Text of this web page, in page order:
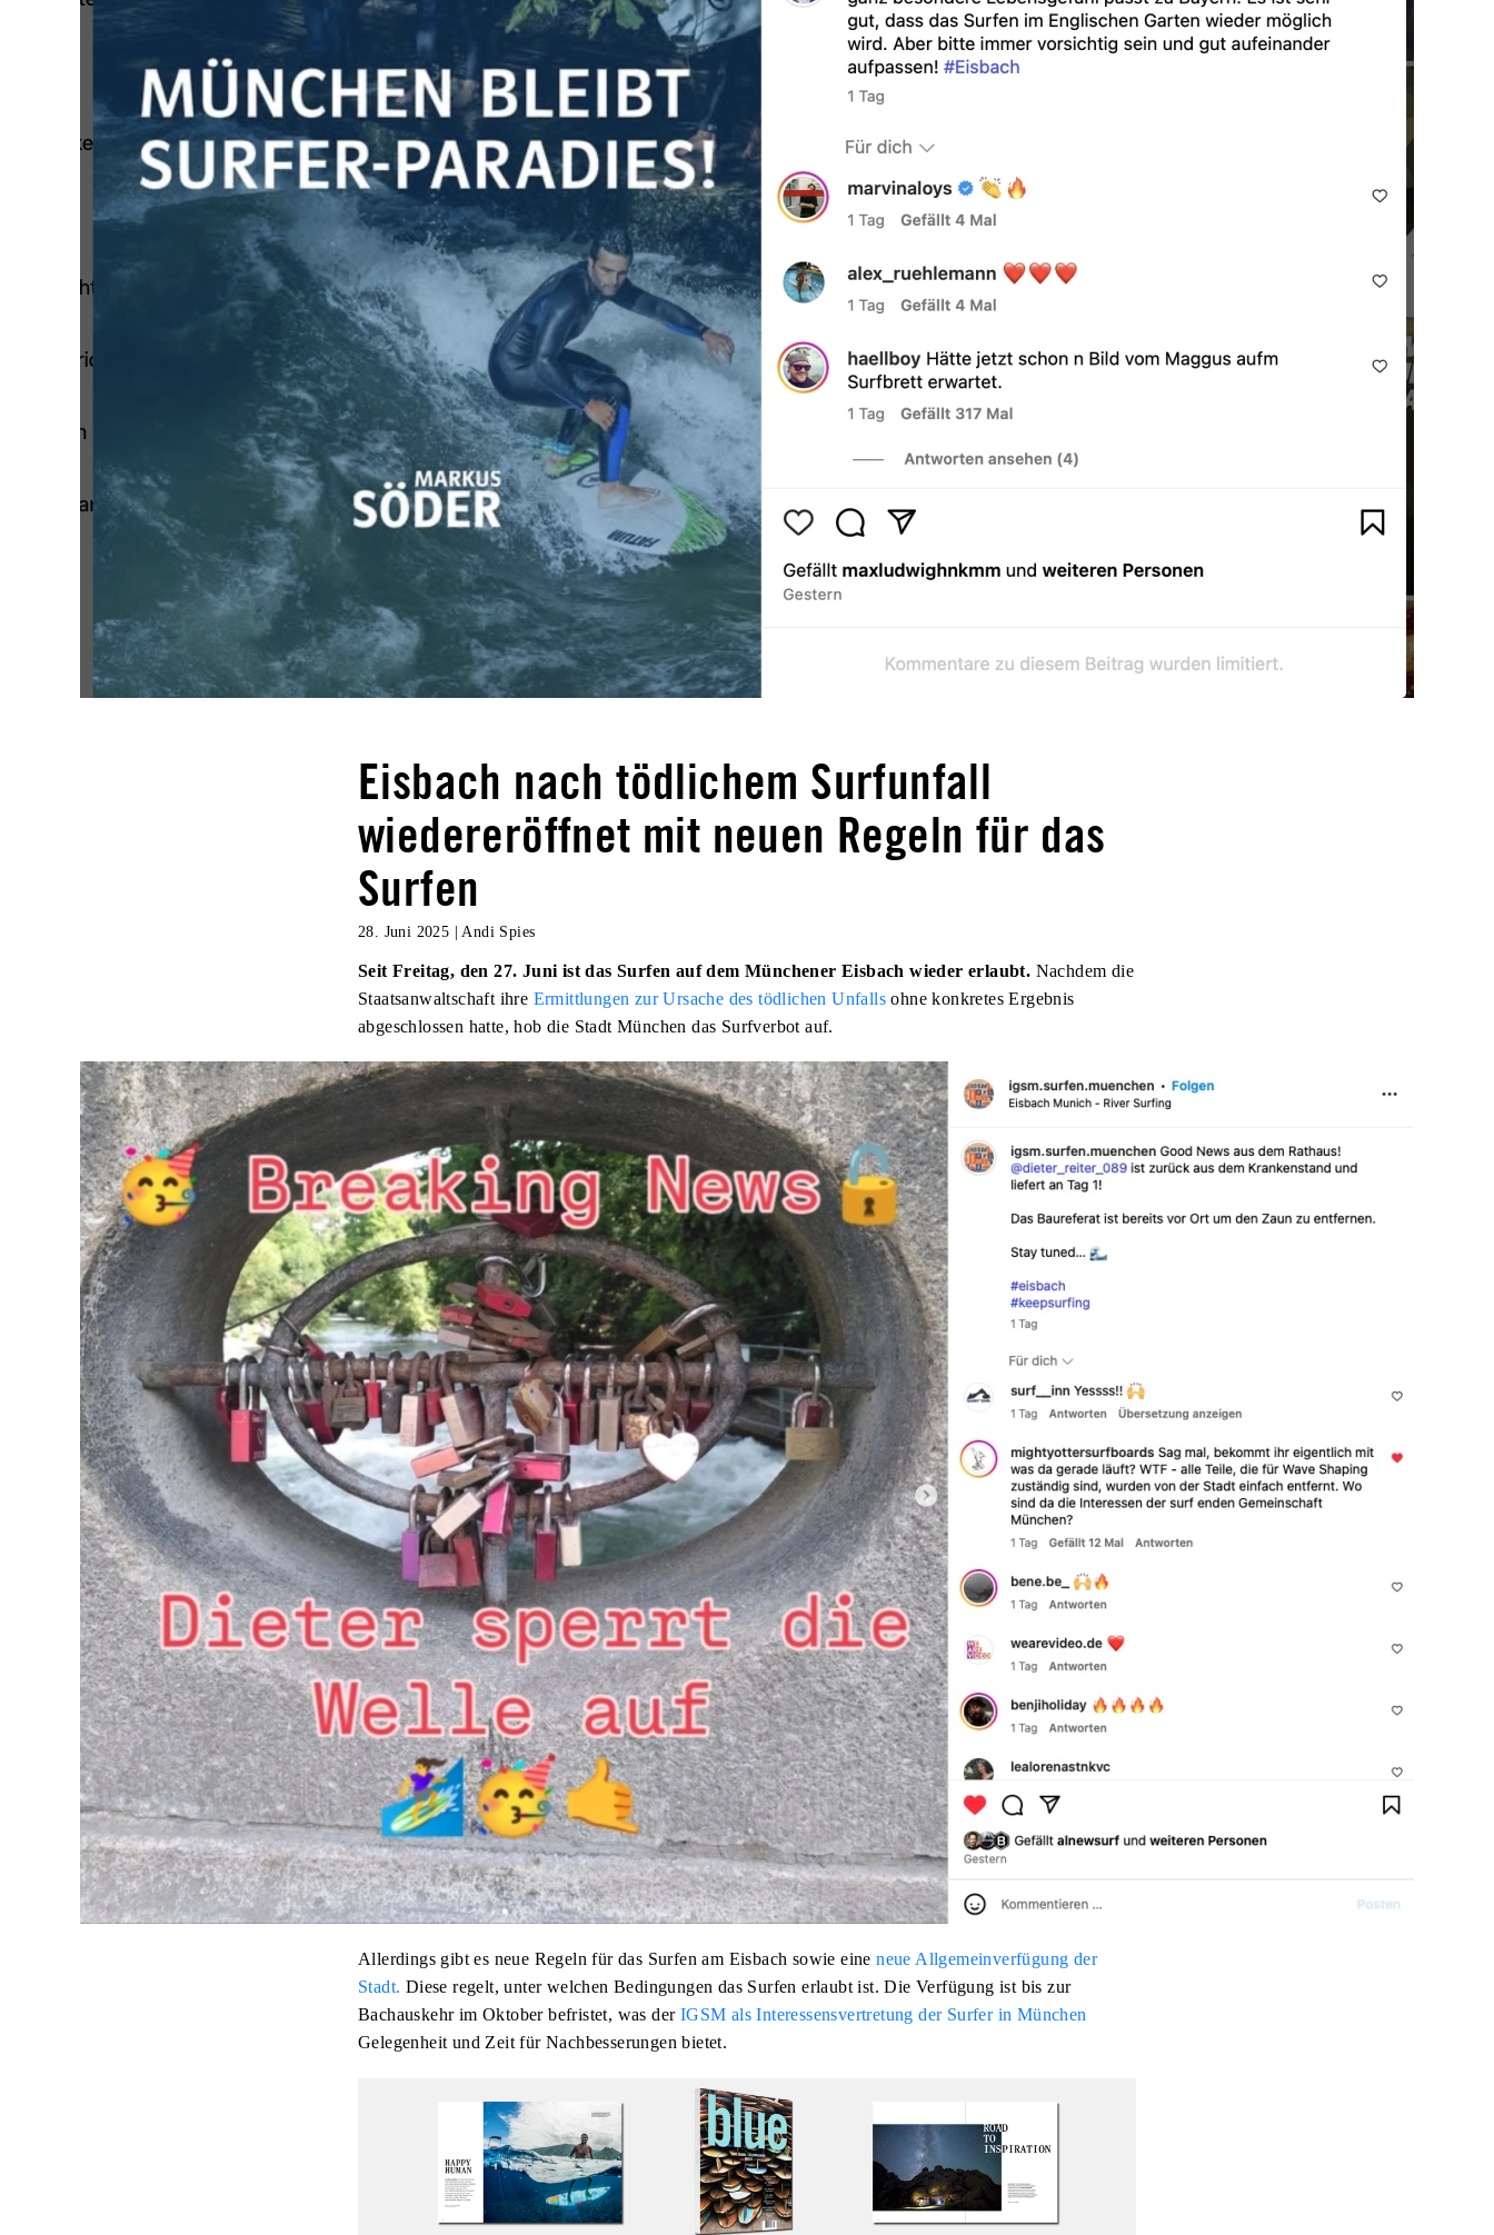
Eisbach nach tödlichem Surfunfall
wiedereröffnet mit neuen Regeln für das
Surfen
28. Juni 2025 | Andi Spies
Seit Freitag, den 27. Juni ist das Surfen auf dem Münchener Eisbach wieder erlaubt. Nachdem die
Staatsanwaltschaft ihre Ermittlungen zur Ursache des tödlichen Unfalls ohne konkretes Ergebnis
abgeschlossen hatte, hob die Stadt München das Surfverbot auf.
Allerdings gibt es neue Regeln für das Surfen am Eisbach sowie eineneue Allgemeinverfügung der
Stadt. Diese regelt, unter welchen Bedingungen das Surfen erlaubt ist. Die Verfügung ist bis zur
Bachauskehr im Oktober befristet, was der IGSM als Interessensvertretung der Surfer in München
Gelegenheit und Zeit für Nachbesserungen bietet.